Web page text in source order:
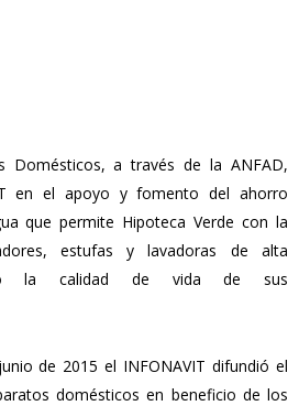
Domésticos, a través de la ANFAD,
en el apoyo y fomento del ahorro
que permite Hipoteca Verde con la
estufas y lavadoras de alta
la calidad de vida de sus
de 2015 el INFONAVIT difundió el
domésticos en beneficio de los